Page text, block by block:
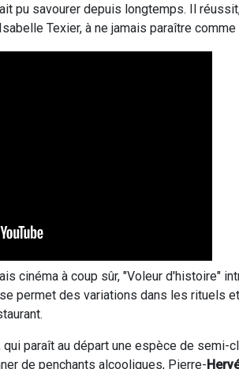
pu savourer depuis longtemps. Il
Texier, à ne jamais paraître
cinéma à coup sûr, "Voleur d'histoire"
permet des variations dans les rituels
qui paraît au départ une espèce de semi-
de penchants alcooliques, Pierre-